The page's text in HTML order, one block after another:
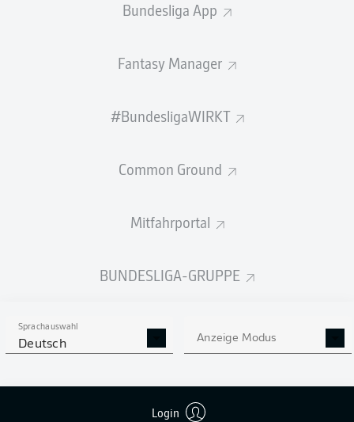
Bundesliga App
Fantasy Manager
#BundesligaWIRKT
Common Ground
Mitfahrportal
BUNDESLIGA-GRUPPE
Sprachauswahl
Deutsch Anzeige Modus
Login
Gustavo Puerta Jefferson Lerma